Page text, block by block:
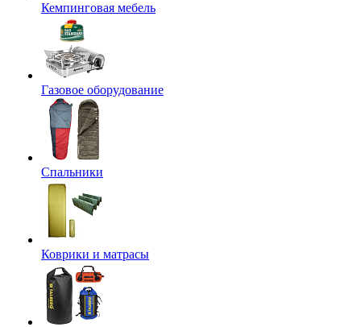
Кемпинговая мебель
Газовое оборудование
Спальники
Коврики и матрасы